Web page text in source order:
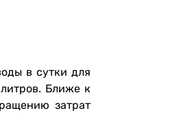
в сутки для
Ближе к
затрат